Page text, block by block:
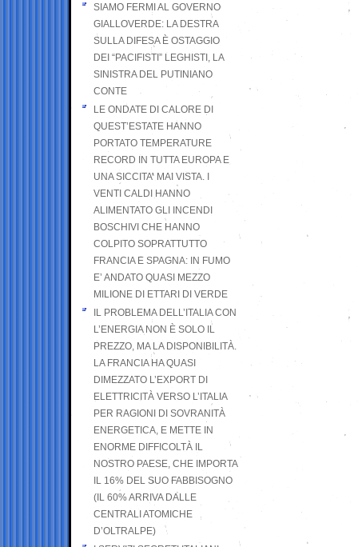
SIAMO FERMI AL GOVERNO
GIALLOVERDE: LA DESTRA
SULLA DIFESA È OSTAGGIO
DEI “PACIFISTI” LEGHISTI, LA
SINISTRA DEL PUTINIANO
CONTE
LE ONDATE DI CALORE DI
QUEST’ESTATE HANNO
PORTATO TEMPERATURE
RECORD IN TUTTA EUROPA E
UNA SICCITA’ MAI VISTA. I
VENTI CALDI HANNO
ALIMENTATO GLI INCENDI
BOSCHIVI CHE HANNO
COLPITO SOPRATTUTTO
FRANCIA E SPAGNA: IN FUMO
E’ ANDATO QUASI MEZZO
MILIONE DI ETTARI DI VERDE
IL PROBLEMA DELL’ITALIA CON
L’ENERGIA NON È SOLO IL
PREZZO, MA LA DISPONIBILITÀ.
LA FRANCIA HA QUASI
DIMEZZATO L’EXPORT DI
ELETTRICITÀ VERSO L’ITALIA
PER RAGIONI DI SOVRANITÀ
ENERGETICA, E METTE IN
ENORME DIFFICOLTÀ IL
NOSTRO PAESE, CHE IMPORTA
IL 16% DEL SUO FABBISOGNO
(IL 60% ARRIVA DALLE
CENTRALI ATOMICHE
D’OLTRALPE)